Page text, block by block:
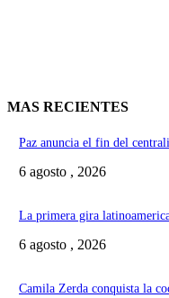
MAS RECIENTES
Paz anuncia el fin del
6 agosto , 2026
La primera gira
6 agosto , 2026
Camila Zerda conquista la